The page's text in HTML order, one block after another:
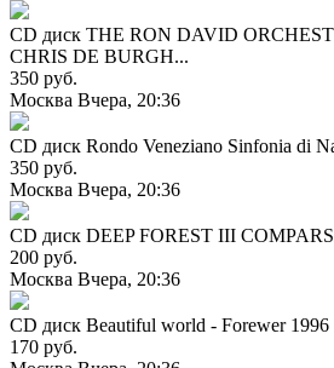
CD диск THE RON DAVID
CHRIS DE BURGH...
350 руб.
Москва Вчера, 20:36
CD диск Rondo Veneziano Sinfonia di
350 руб.
Москва Вчера, 20:36
CD диск DEEP FOREST III
200 руб.
Москва Вчера, 20:36
CD диск Beautiful world - Forewer 1996
170 руб.